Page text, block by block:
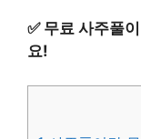
✅ 무료 사주풀
요!